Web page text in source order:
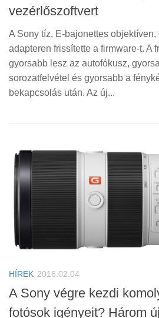
vezérlőszoftvert
A Sony tíz, E-bajonettes
adapteren frissítette a firmware-t. A
gyorsabb lesz az autofókusz,
sorozatfelvétel és gyorsabb a
bekapcsolás után. Az új...
HÍREK 2016.02.04
A Sony végre kezdi
fotósok igényeit? Három